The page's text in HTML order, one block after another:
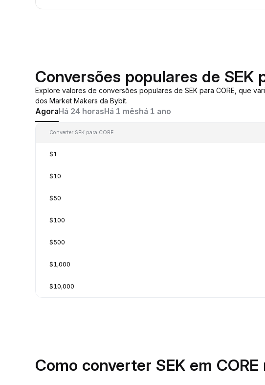
Conversões populares de SEK
Explore valores de conversões populares de SEK para CORE, que
dos Market Makers da Bybit.
AgoraHá 24 horasHá 1 mêshá 1 ano
Converter SEK para CORE
$1
$10
$50
$100
$500
$1,000
$10,000
Como converter SEK em